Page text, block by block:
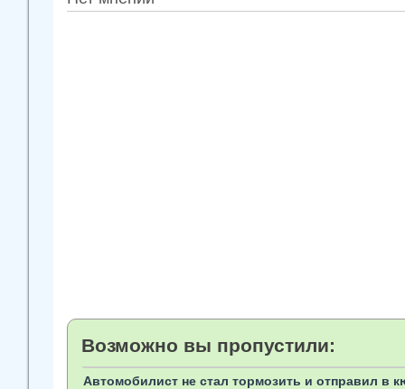
Возможно вы пропустили:
Автомобилист не стал тормозить и отправил в